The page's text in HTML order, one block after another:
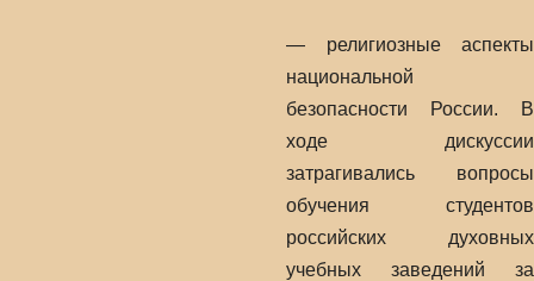
— религиозные аспекты
национальной
безопасности России. В
ходе дискуссии
затрагивались вопросы
обучения студентов
российских духовных
учебных заведений за